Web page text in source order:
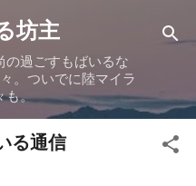
ンテンツに移動
坊主
の過ごすもばいるな
。ついでに陸マイラ
も。
る通信